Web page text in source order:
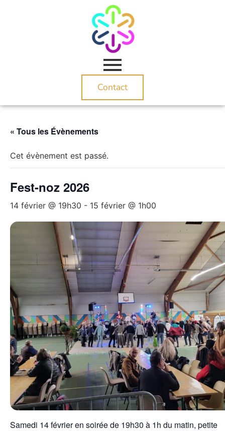
Contact
« Tous les Évènements
Cet évènement est passé.
Fest-noz 2026
14 février @ 19h30 - 15 février @ 1h00
Samedi 14 février en soirée de 19h30 à 1h du matin, petite